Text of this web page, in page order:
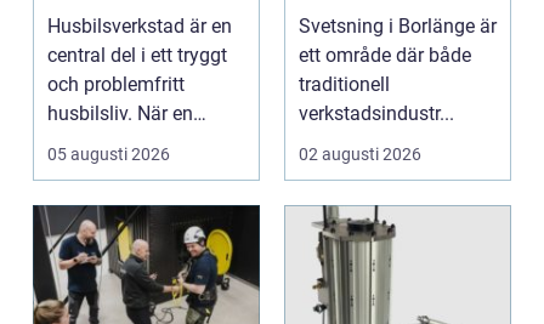
Husbilsverkstad är en
central del i ett tryggt
och problemfritt
husbilsliv. När en
husbil ...
05 augusti 2026
konstruktion
Svetsning i Borlänge är
ett område där både
traditionell
verkstadsindustr...
02 augusti 2026